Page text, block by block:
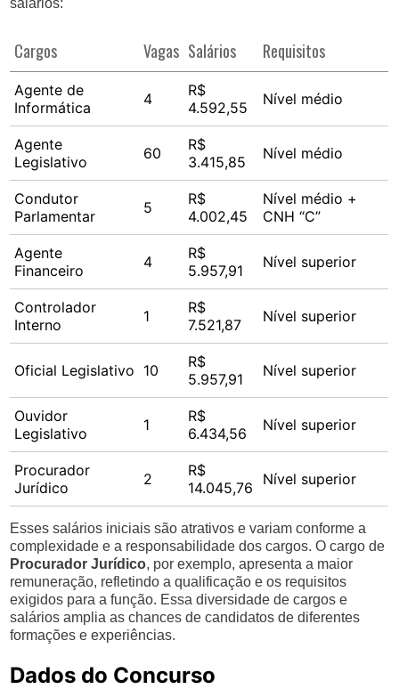
salários:
Cargos Vagas Salários Requisitos
Agente de
Informática
4
R$
4.592,55
Nível médio
Agente
Legislativo
60
R$
3.415,85
Nível médio
Condutor
Parlamentar
5
R$
4.002,45
Nível médio +
CNH “C”
Agente
Financeiro
4
R$
5.957,91
Nível superior
Controlador
Interno
1
R$
7.521,87
Nível superior
Oficial Legislativo 10
R$
5.957,91
Nível superior
Ouvidor
Legislativo
1
R$
6.434,56
Nível superior
Procurador
Jurídico
2
R$
14.045,76
Nível superior
Esses salários iniciais são atrativos e variam conforme a
complexidade e a responsabilidade dos cargos. O cargo de
Procurador Jurídico, por exemplo, apresenta a maior
remuneração, refletindo a qualificação e os requisitos
exigidos para a função. Essa diversidade de cargos e
salários amplia as chances de candidatos de diferentes
formações e experiências.
Dados do Concurso